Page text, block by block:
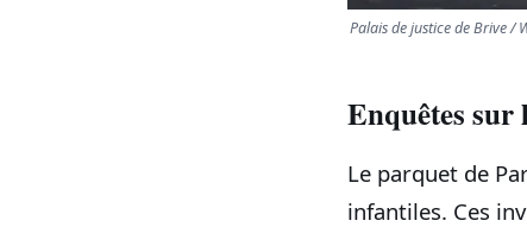
Palais de justice de Brive /
Enquêtes sur
Le parquet de
infantiles. Ces